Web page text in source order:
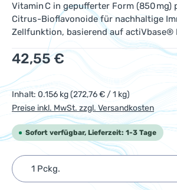
Vitamin C in gepufferter Form (850 mg)
Citrus-Bioflavonoide für nachhaltige
Zellfunktion, basierend auf actiVbase®
Regulärer Preis:
42,55 €
Inhalt: 0.156 kg(272,76 € / 1 kg)
Preise inkl. MwSt. zzgl. Versandkosten
Sofort verfügbar, Lieferzeit: 1-3 Tage
Produkt Anzahl: Gib den